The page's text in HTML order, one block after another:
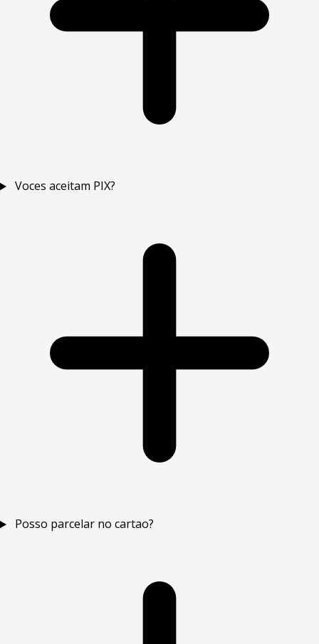
Voces aceitam PIX?
Posso parcelar no cartao?